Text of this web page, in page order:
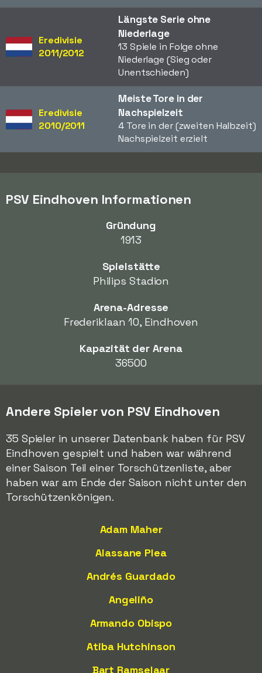
Eredivisie
2011/2012
Längste Serie ohne
Niederlage
13 Spiele in Folge ohne
Niederlage (Sieg oder
Unentschieden)
Eredivisie
2010/2011
Meiste Tore in der
Nachspielzeit
4 Tore in der (zweiten Halbzeit)
Nachspielzeit erzielt
PSV Eindhoven Informationen
Gründung
1913
Spielstätte
Philips Stadion
Arena-Adresse
Frederiklaan 10, Eindhoven
Kapazität der Arena
36500
Andere Spieler von PSV Eindhoven
35 Spieler in unserer Datenbank haben für PSV
Eindhoven gespielt und haben war während
einer Saison Teil einer Torschützenliste, aber
haben war am Ende der Saison nicht unter den
Torschützenkönigen.
Adam Maher
Alassane Plea
Andrés Guardado
Angeliño
Armando Obispo
Atiba Hutchinson
Bart Ramselaar